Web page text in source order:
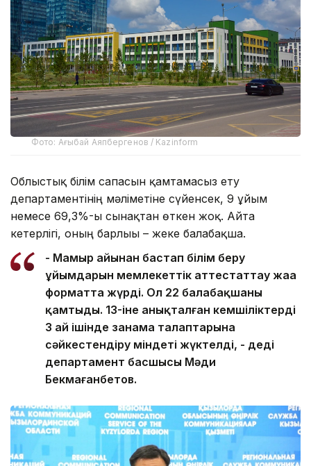
Фото: Ағыбай Аяпбергенов / Kazinform
Облыстық білім сапасын қамтамасыз ету
департаментінің мәліметіне сүйенсек, 9 ұйым
немесе 69,3%-ы сынақтан өткен жоқ. Айта
кетерлігі, оның барлығы – жеке балабақша.
- Мамыр айынан бастап білім беру
ұйымдарын мемлекеттік аттестаттау жаңа
форматта жүрді. Ол 22 балабақшаны
қамтыды. 13-іне анықталған кемшіліктерді
3 ай ішінде заңнама талаптарына
сәйкестендіру міндеті жүктелді, - деді
департамент басшысы Мәди
Бекмағанбетов.